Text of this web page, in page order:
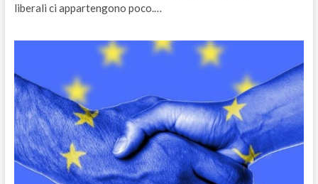
liberali ci appartengono poco.…